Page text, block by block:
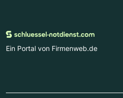
Ein Portal von Firmenweb.de